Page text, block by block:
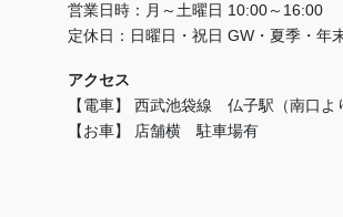
営業日時：月～土曜日 10:00～16:00
定休日：日曜日・祝日 GW・夏季・年
アクセス
【電車】 西武池袋線 仏子駅（南口よ
【お車】 店舗横 駐車場有